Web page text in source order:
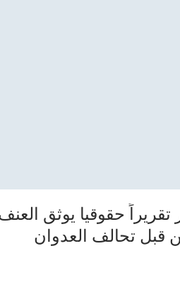
حقوقيا يوثق
قبل تحالف العدوان